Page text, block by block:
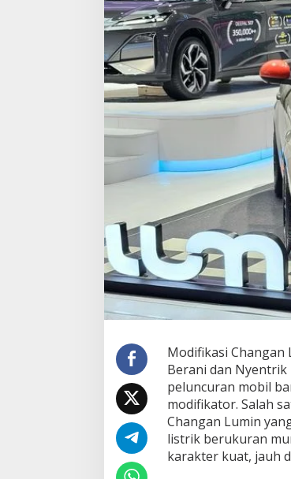
Modifikasi Changan
Berani dan Nyentrik
peluncuran mobil
modifikator. Salah
Changan Lumin
listrik berukuran
karakter kuat, jauh